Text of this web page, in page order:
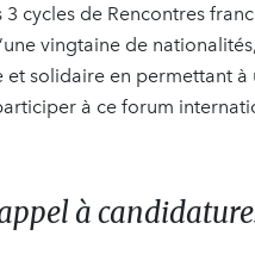
3 cycles de Rencontres
vingtaine de
et solidaire en permettant
à ce forum
à